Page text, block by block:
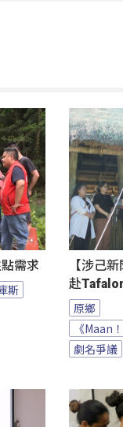
需求
斯
【涉己
赴
原鄉
《Maan
劇名爭議